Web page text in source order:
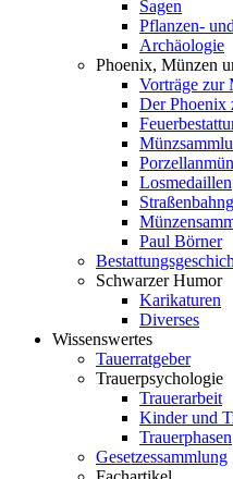
Sagen
Pflanzen-
Archäologie
Phoenix, Münzen
Vorträge zur
Der Phoenix
Losmedaillen
Paul Börner
Schwarzer Humor
Karikaturen
Diverses
Wissenswertes
Tauerratgeber
Trauerpsychologie
Trauerarbeit
Kinder und
Trauerphasen
Gesetzessammlung